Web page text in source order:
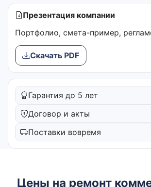
Презентация компании
Портфолио, смета-пример,
Скачать PDF
Гарантия до 5 лет
Договор и акты
Поставки вовремя
Цены на ремонт